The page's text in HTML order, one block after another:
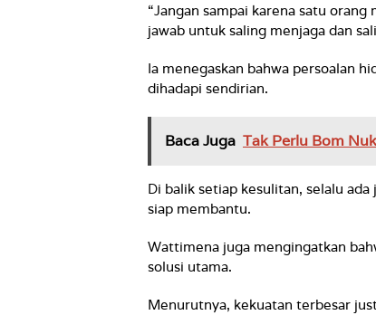
“Jangan sampai karena satu
jawab untuk saling menjaga dan
Ia menegaskan bahwa persoalan
dihadapi sendirian.
Baca Juga Tak Perlu Bom
Di balik setiap kesulitan, selalu
siap membantu.
Wattimena juga mengingatkan
solusi utama.
Menurutnya, kekuatan terbesar